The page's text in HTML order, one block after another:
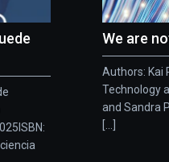
We are
Authors: Kai
Technology
and Sandra
[...]